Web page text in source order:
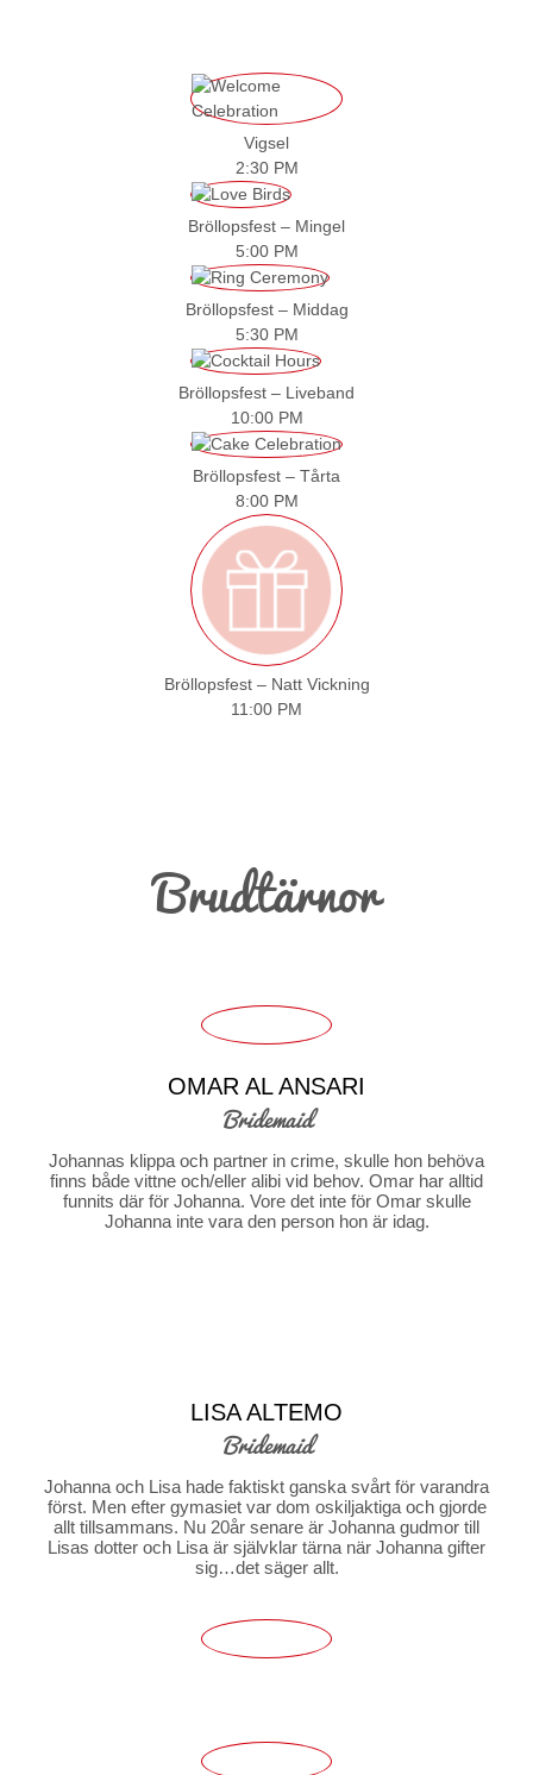
Vigsel
2:30 PM
Bröllopsfest – Mingel
5:00 PM
Bröllopsfest – Middag
5:30 PM
Bröllopsfest – Liveband
10:00 PM
Bröllopsfest – Tårta
8:00 PM
Bröllopsfest – Natt Vickning
11:00 PM
Brudtärnor
OMAR AL ANSARI
Bridemaid
Johannas klippa och partner in crime, skulle hon behöva
finns både vittne och/eller alibi vid behov. Omar har alltid
funnits där för Johanna. Vore det inte för Omar skulle
Johanna inte vara den person hon är idag.
LISA ALTEMO
Bridemaid
Johanna och Lisa hade faktiskt ganska svårt för varandra
först. Men efter gymasiet var dom oskiljaktiga och gjorde
allt tillsammans. Nu 20år senare är Johanna gudmor till
Lisas dotter och Lisa är självklar tärna när Johanna gifter
sig…det säger allt.